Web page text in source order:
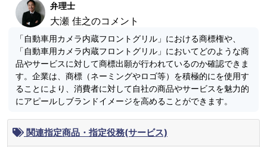
弁理士
大瀬 佳之のコメント
「自動車用カメラ内蔵フロントグリル」における商標権や、
「自動車用カメラ内蔵フロントグリル」においてどのような商
品やサービスに対して商標出願が行われているのか確認できま
す。企業は、商標（ネーミングやロゴ等）を積極的にを使用す
ることにより、消費者に対して自社の商品やサービスを魅力的
にアピールしブランドイメージを高めることができます。
関連指定商品・指定役務(サービス)